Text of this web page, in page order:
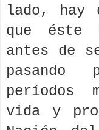
lado, hay
que éste
antes de
períodos
vida y